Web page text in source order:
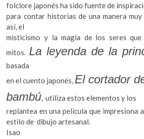
folclore japonés ha sido fuente de
para contar historias de una manera
así, el
misticismo y la magia de los seres
mitos. La leyenda de la
basada
en el cuento japonés, El cortador
bambú, utiliza estos elementos y los
replantea en una película que impresiona
estilo de dibujo artesanal.
Isao